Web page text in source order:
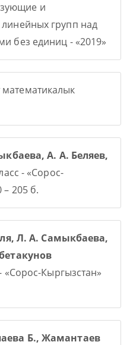
и
групп над
без единиц - «2019»
А. А. Беляев,
- «Сорос-
205 б.
Л. А. Самыкбаева,
«Сорос-Кыргызстан»
Б., Жамантаев